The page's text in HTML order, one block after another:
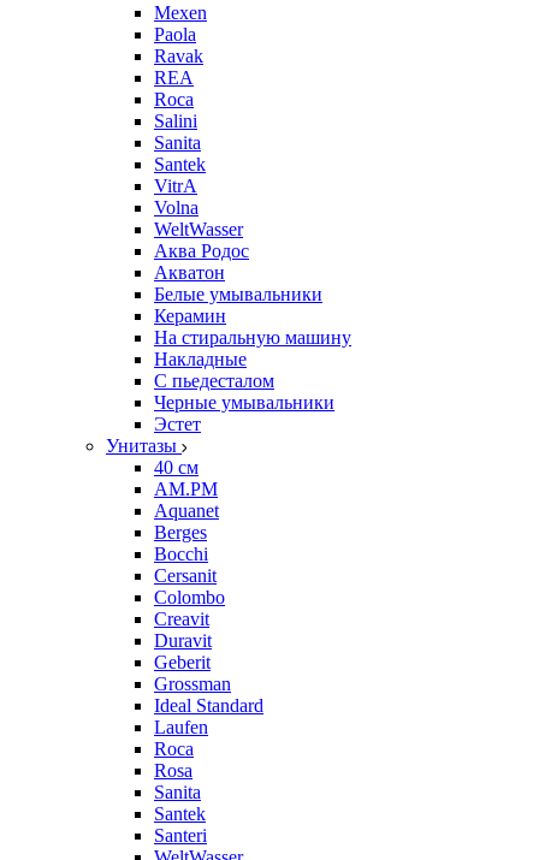
Mexen
Paola
Ravak
REA
Roca
Salini
Sanita
Santek
VitrA
Volna
WeltWasser
Аква Родос
Акватон
Белые умывальники
Керамин
На стиральную машину
Накладные
С пьедесталом
Черные умывальники
Эстет
Унитазы
40 см
AM.PM
Aquanet
Berges
Bocchi
Cersanit
Colombo
Creavit
Duravit
Geberit
Grossman
Ideal Standard
Laufen
Roca
Rosa
Sanita
Santek
Santeri